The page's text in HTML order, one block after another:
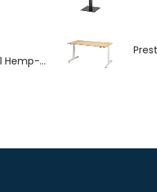
4-poots stoel Hemp-Fine met armlegger